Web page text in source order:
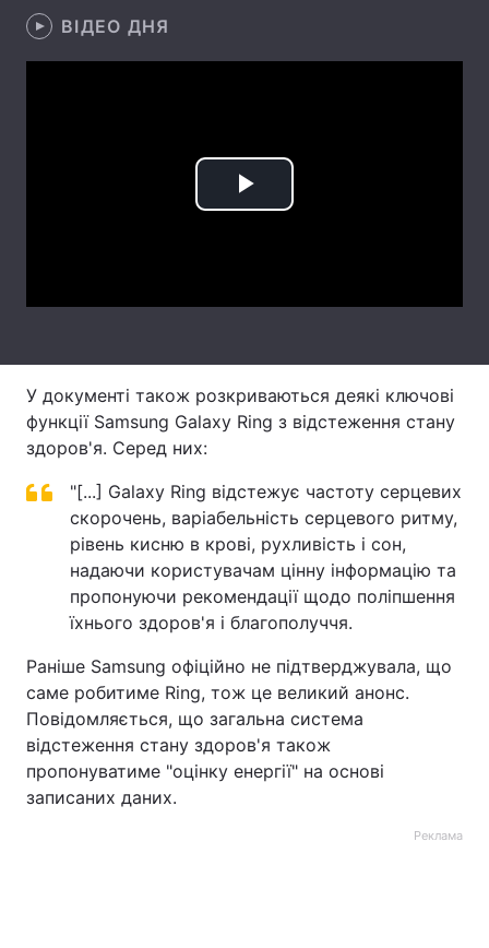
ВІДЕО ДНЯ
Play
У документі також розкриваються деякі ключові
функції Samsung Galaxy Ring з відстеження стану
здоров'я. Серед них:
"[...] Galaxy Ring відстежує частоту серцевих
скорочень, варіабельність серцевого ритму,
рівень кисню в крові, рухливість і сон,
надаючи користувачам цінну інформацію та
пропонуючи рекомендації щодо поліпшення
їхнього здоров'я і благополуччя.
Раніше Samsung офіційно не підтверджувала, що
саме робитиме Ring, тож це великий анонс.
Повідомляється, що загальна система
відстеження стану здоров'я також
пропонуватиме "оцінку енергії" на основі
записаних даних.
Реклама